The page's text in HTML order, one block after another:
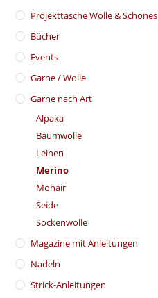
​Projekttasche Wolle & Schönes
Bücher
Events
Garne / Wolle
Garne nach Art
Alpaka
Baumwolle
Leinen
Merino
Mohair
Seide
Sockenwolle
Magazine mit Anleitungen
Nadeln
Strick-Anleitungen